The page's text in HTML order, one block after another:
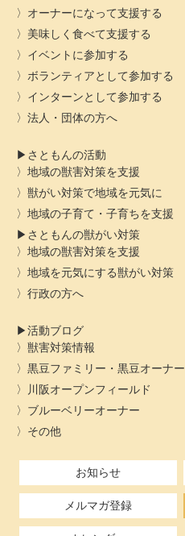
オーナーになって支援する
美味しく食べて支援する
イベントに参加する
ボランティアとして参加する
インターンとして参加する
法人・団体の方へ
さともんの活動
地域の獣害対策を支援
獣がい対策で地域を元気に
地域の子育て・子育ちを支援
さともんの獣がい対策
地域の獣害対策を支援
地域を元気にする獣がい対策
行政の方へ
活動ブログ
獣害対策情報
黒豆ファミリー・黒豆オーナー
川阪オープンフィールド
ブルーベリーオーナー
その他
お知らせ
メルマガ登録